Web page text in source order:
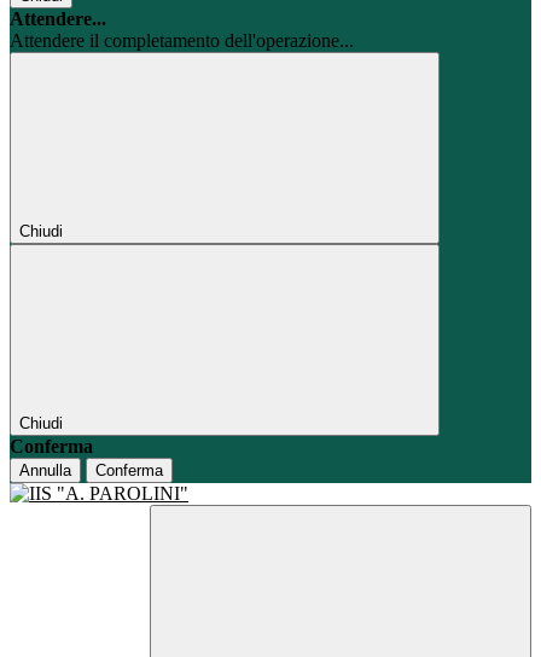
Attendere...
Attendere il completamento dell'operazione...
Chiudi
Chiudi
Conferma
Annulla Conferma